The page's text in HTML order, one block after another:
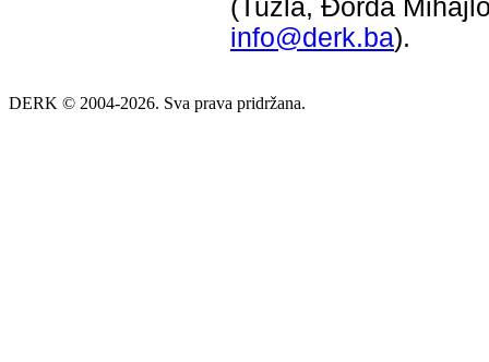
(Tuzla, Đorđa
info@derk.ba).
DERK © 2004-2026. Sva prava pridržana.